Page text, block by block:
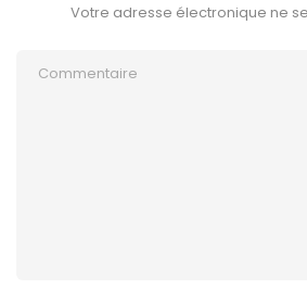
Votre adresse électronique ne